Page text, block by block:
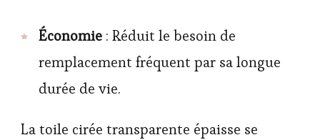
Économie : Réduit le besoin de
remplacement fréquent par sa longue
durée de vie.
La toile cirée transparente épaisse se